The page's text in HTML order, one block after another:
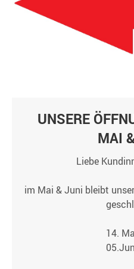
UNSERE
MAI
Liebe
im Mai & Juni bleibt
14.